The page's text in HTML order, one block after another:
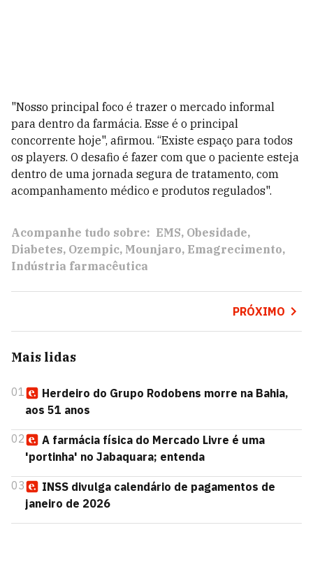
"Nosso principal foco é trazer o mercado informal
para dentro da farmácia. Esse é o principal
concorrente hoje", afirmou. “Existe espaço para todos
os players. O desafio é fazer com que o paciente esteja
dentro de uma jornada segura de tratamento, com
acompanhamento médico e produtos regulados".
Acompanhe tudo sobre: EMS Obesidade
Diabetes Ozempic Mounjaro Emagrecimento
Indústria farmacêutica
PRÓXIMO
Mais lidas
01
Herdeiro do Grupo Rodobens morre na Bahia,
aos 51 anos
02
A farmácia física do Mercado Livre é uma
'portinha' no Jabaquara; entenda
03
INSS divulga calendário de pagamentos de
janeiro de 2026